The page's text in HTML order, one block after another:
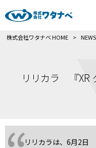
株式会社ワタナベ HOME > NEWS
リリカラ 『XR
リリカラは、6月2日